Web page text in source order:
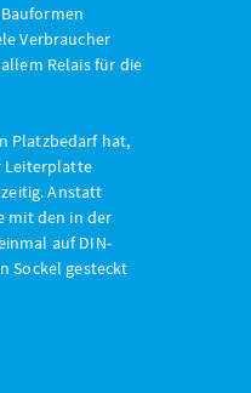
Verbraucher
Relais für die
Platzbedarf hat,
Leiterplatte
Anstatt
mit den in der
auf DIN-
Sockel gesteckt